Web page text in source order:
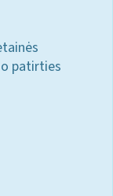
patirties